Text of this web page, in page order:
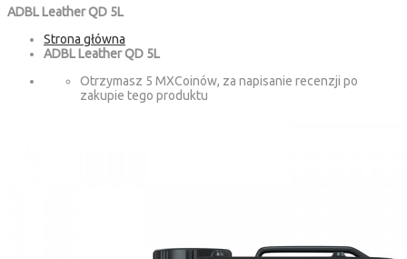
ADBL Leather QD 5L
Strona główna
ADBL Leather QD 5L
Otrzymasz 5 MXCoinów, za napisanie recenzji po
zakupie tego produktu